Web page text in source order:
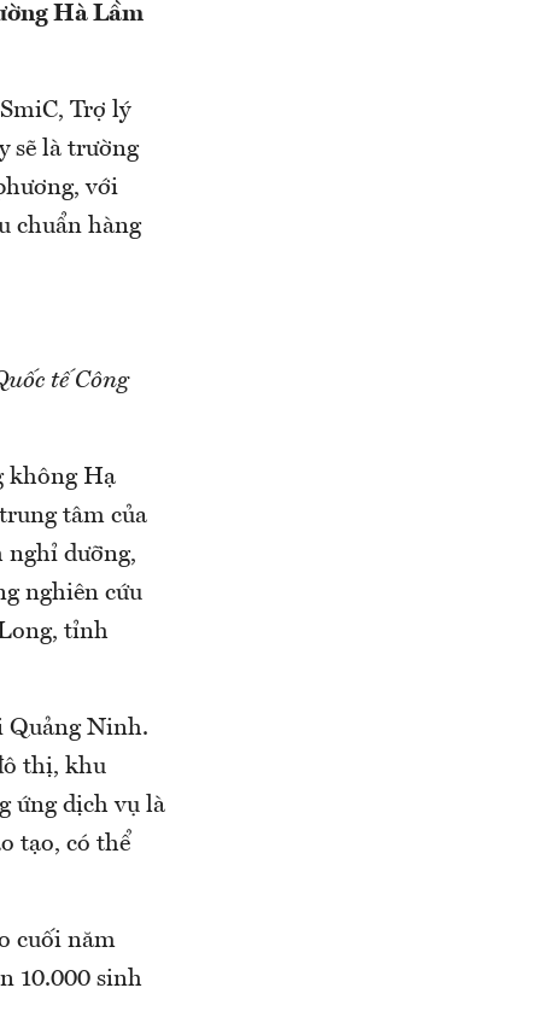
Hà Lầm
Trợ lý
sẽ là trường
với
chuẩn hàng
tế Công
không Hạ
tâm của
nghỉ dưỡng,
nghiên cứu
tỉnh
Quảng Ninh.
thị, khu
ứng dịch vụ là
tạo, có thể
cuối năm
10.000 sinh